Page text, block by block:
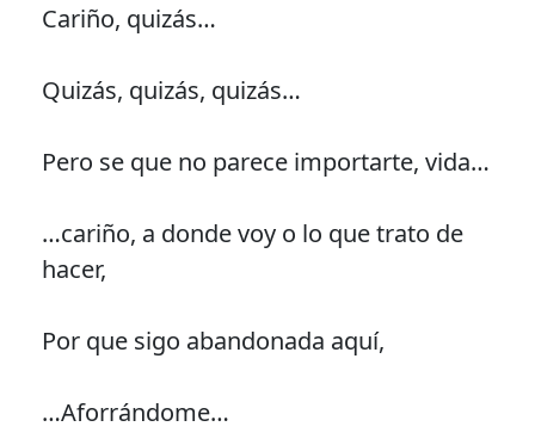
Cariño, quizás…
Quizás, quizás, quizás…
Pero se que no parece importarte, vida…
…cariño, a donde voy o lo que trato de
hacer,
Por que sigo abandonada aquí,
…Aforrándome…